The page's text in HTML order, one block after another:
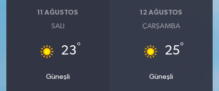
11 AĞUSTOS
SALI
23°
Güneşli
12 AĞUSTOS
ÇARŞAMBA
25°
Güneşli